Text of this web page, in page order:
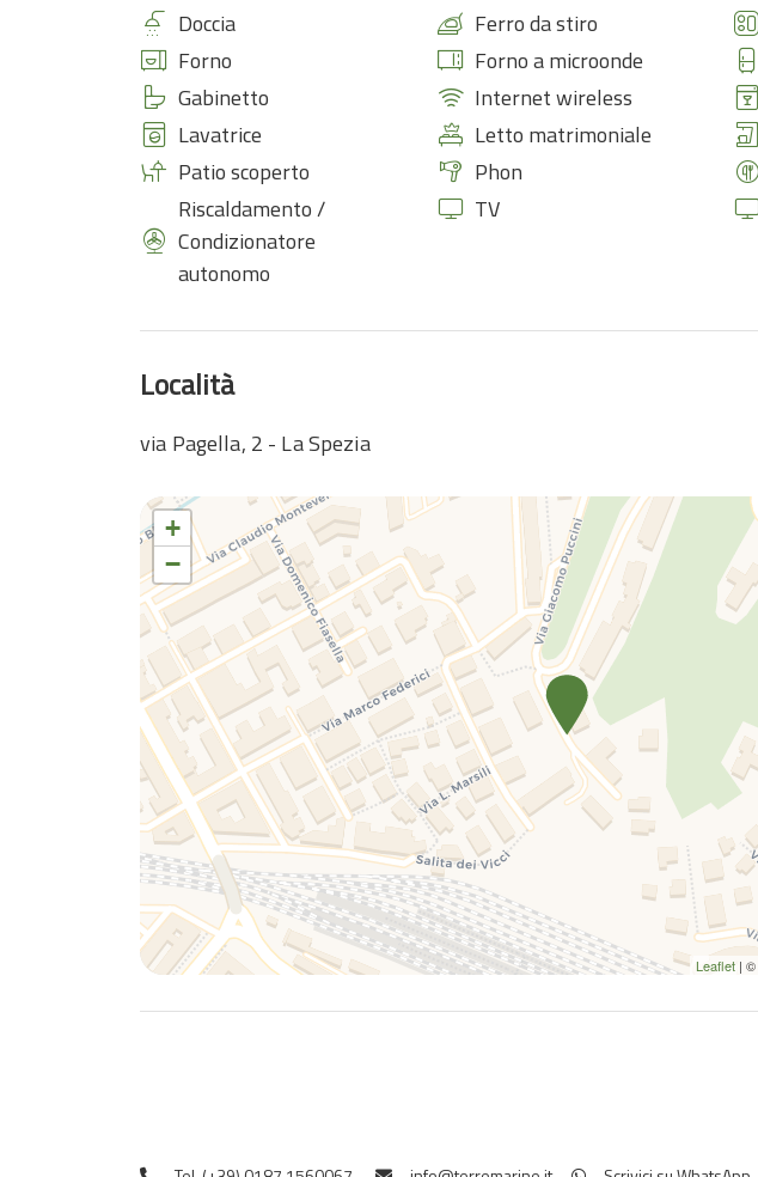
Doccia
Ferro da stiro
Forno
Forno a microonde
Gabinetto
Internet wireless
Lavatrice
Letto matrimoniale
Patio scoperto
Phon
Riscaldamento /
Condizionatore
autonomo
TV
Località
via Pagella, 2 - La Spezia
+
−
Leaflet | ©